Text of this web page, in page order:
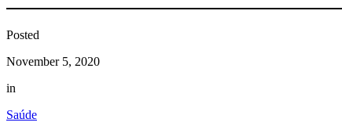
Posted
November 5, 2020
in
Saúde